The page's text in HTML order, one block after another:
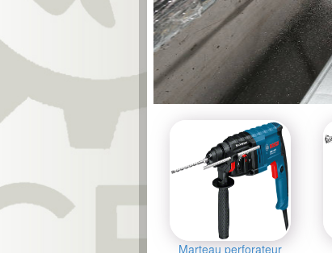
Marteau perforateur